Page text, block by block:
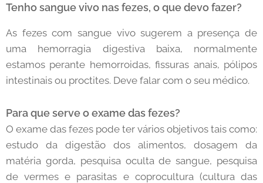
Tenho sangue vivo nas fezes, o que devo fazer?
As fezes com sangue vivo sugerem a presença de
uma hemorragia digestiva baixa, normalmente
estamos perante hemorroidas, fissuras anais, pólipos
intestinais ou proctites. Deve falar com o seu médico.
Para que serve o exame das fezes?
O exame das fezes pode ter vários objetivos tais como:
estudo da digestão dos alimentos, dosagem da
matéria gorda, pesquisa oculta de sangue, pesquisa
de vermes e parasitas e coprocultura (cultura das